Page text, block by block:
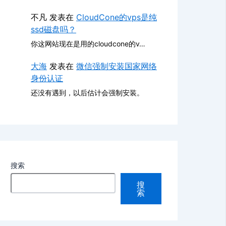
不凡 发表在 CloudCone的vps是纯
ssd磁盘吗？
你这网站现在是用的cloudcone的v…
大海 发表在 微信强制安装国家网络
身份认证
还没有遇到，以后估计会强制安装。
搜索
搜
索